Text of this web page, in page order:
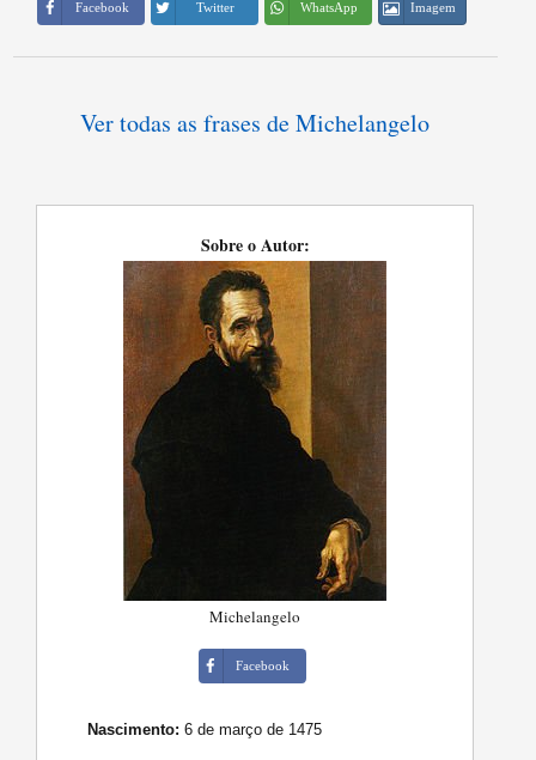
Facebook Twitter WhatsApp Imagem
Ver todas as frases de Michelangelo
Sobre o Autor:
Michelangelo
Facebook
Nascimento: 6 de março de 1475